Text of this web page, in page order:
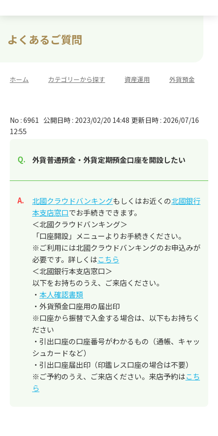
よくあるご質問
ホーム カテゴリーから探す 資産運用 外貨預金
No : 6961 公開日時 : 2023/02/20 14:48 更新日時 : 2026/07/16
12:55
外貨普通預金・外貨定期預金口座を開設したい
回答
北國クラウドバンキングもしくはお近くの北國銀行
本支店窓口でお手続きできます。
＜北國クラウドバンキング＞
「口座開設」メニューよりお手続きください。
※ご利用には北國クラウドバンキングのお申込みが
必要です。詳しくはこちら
＜北國銀行本支店窓口＞
以下をお持ちのうえ、ご来店ください。
・ 本人確認書類
・外貨預金口座用の届出印
※口座から振替で入金する場合は、以下もお持ちく
ださい
・引出口座の口座番号がわかるもの（通帳、キャッ
シュカードなど）
・引出口座届出印（印鑑レス口座の場合は不要）
※ご予約のうえ、ご来店ください。来店予約はこち
ら